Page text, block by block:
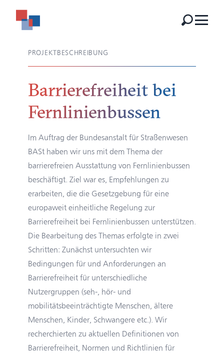
PROJEKTBESCHREIBUNG
Barriere­freiheit bei
Fern­linien­bussen
Im Auftrag der Bundesanstalt für Straßenwesen
BASt haben wir uns mit dem Thema der
barrierefreien Ausstattung von Fernlinienbussen
beschäftigt. Ziel war es, Empfehlungen zu
erarbeiten, die die Gesetzgebung für eine
europaweit einheitliche Regelung zur
Barrierefreiheit bei Fernlinienbussen unterstützen.
Die Bearbeitung des Themas erfolgte in zwei
Schritten: Zunächst untersuchten wir
Bedingungen für und Anforderungen an
Barrierefreiheit für unterschiedliche
Nutzergruppen (seh-, hör- und
mobilitätsbeeinträchtigte Menschen, ältere
Menschen, Kinder, Schwangere etc.). Wir
recherchierten zu aktuellen Definitionen von
Barrierefreiheit, Normen und Richtlinien für